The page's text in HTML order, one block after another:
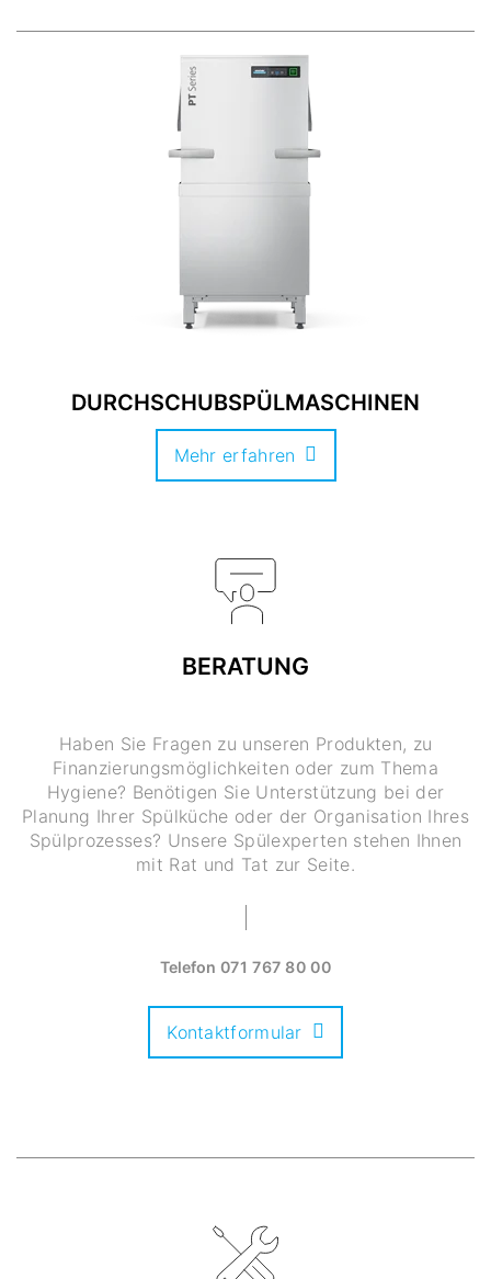
DURCHSCHUBSPÜLMASCHINEN
Mehr erfahren
BERATUNG
Haben Sie Fragen zu unseren Produkten, zu
Finanzierungsmöglichkeiten oder zum Thema
Hygiene? Benötigen Sie Unterstützung bei der
Planung Ihrer Spülküche oder der Organisation Ihres
Spülprozesses? Unsere Spülexperten stehen Ihnen
mit Rat und Tat zur Seite.
Telefon071 767 80 00
Kontaktformular